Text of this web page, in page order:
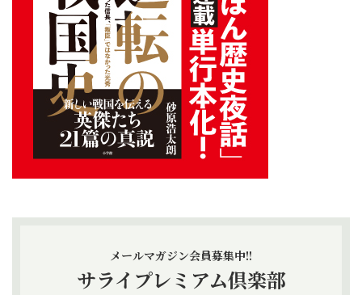
メールマガジン会員募集中!!
サライプレミアム倶楽部